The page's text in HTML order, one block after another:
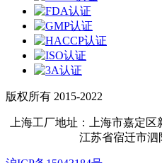
版权所有 2015-2022
上海工厂地址：上海市嘉定
江苏省宿迁市泗